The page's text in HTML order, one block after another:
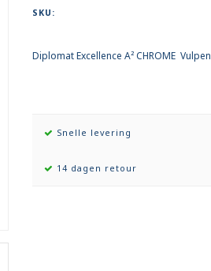
SKU:
Diplomat Excellence A² CHROME Vulpen
Snelle levering
14 dagen retour